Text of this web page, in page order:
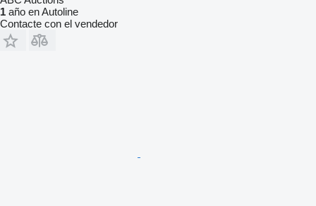
1 año en Autoline
Contacte con el vendedor